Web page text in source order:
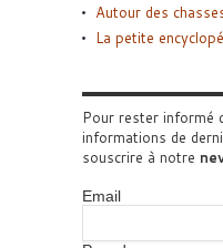
Autour des
La petite
Pour rester informé
informations de
souscrire à notre
Email